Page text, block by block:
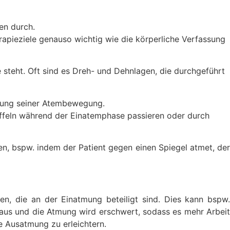
genauso wich­tig wie die körperliche Verfassung
Oft sind es Dreh- und Dehnlagen, die durchgeführt
seiner Atembeweg­ung.
während der Ein­atemphase passieren oder durch
bspw. indem der Patient gegen einen Spiegel atmet, der
die an der Einatmung beteiligt sind. Dies kann bspw.
und die Atmung wird erschwert, sodass es mehr Arbeit
Ausatmung zu erleichtern.